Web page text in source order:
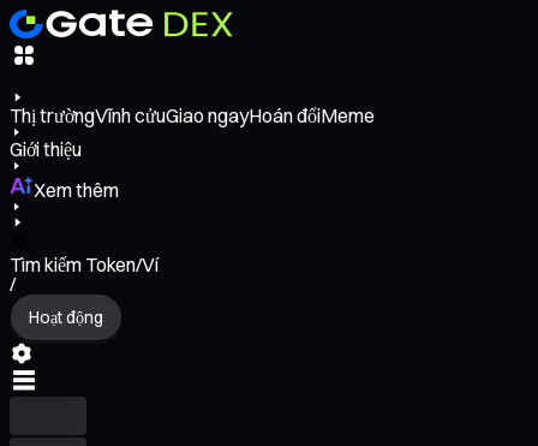
Thị trườngVĩnh cửuGiao ngayHoán đổiMeme
Giới thiệu
Xem thêm
Tìm kiếm Token/Ví
/
Hoạt động